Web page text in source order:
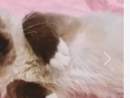
Next